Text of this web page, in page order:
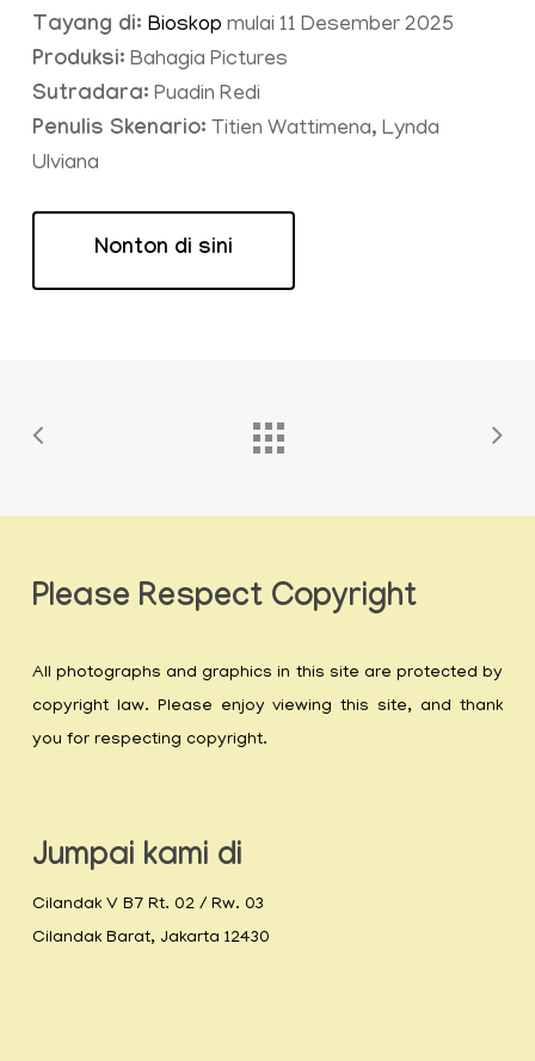
Nonton di sini
Tayang di: Bioskop mulai 11 Desember 2025
Produksi: Bahagia Pictures
Sutradara: Puadin Redi
Penulis Skenario: Titien Wattimena, Lynda
Ulviana
Please Respect Copyright
All photographs and graphics in this site are protected by
copyright law. Please enjoy viewing this site, and thank
you for respecting copyright.
Jumpai kami di
Cilandak V B7 Rt. 02 / Rw. 03
Cilandak Barat, Jakarta 12430